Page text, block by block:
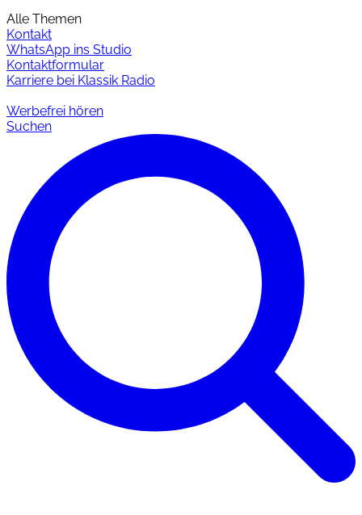
Alle Themen
Kontakt
WhatsApp ins Studio
Kontaktformular
Karriere bei Klassik Radio
Werbefrei hören
Suchen